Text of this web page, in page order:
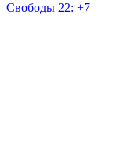
Свободы 22: +7